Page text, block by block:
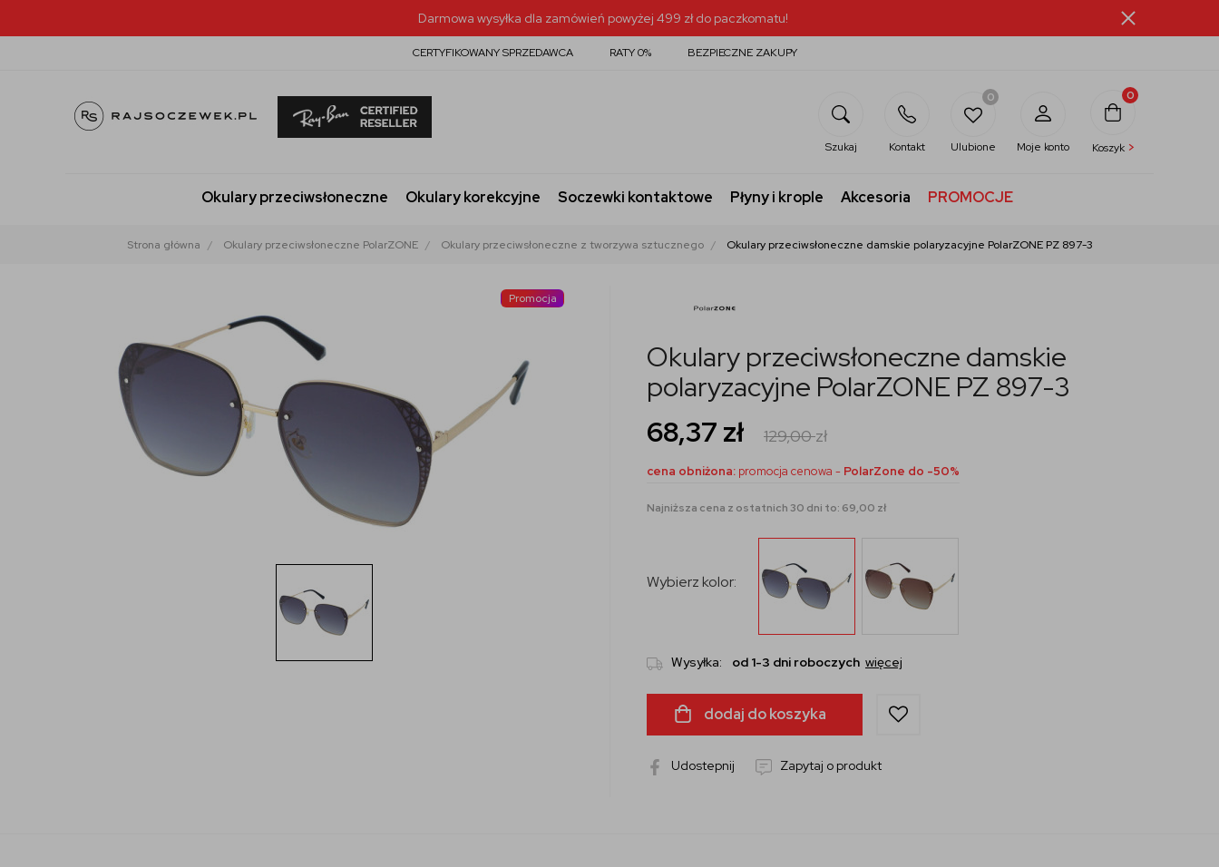
Darmowa wysyłka dla zamówień powyżej 499 zł do paczkomatu!
CERTYFIKOWANY SPRZEDAWCA RATY 0% BEZPIECZNE ZAKUPY
Szukaj Kontakt
0
Ulubione Moje konto
0
Koszyk >
Okulary przeciwsłoneczne Okulary korekcyjne Soczewki kontaktowe Płyny i krople Akcesoria PROMOCJE
Strona główna Okulary przeciwsłoneczne PolarZONE Okulary przeciwsłoneczne z tworzywa sztucznego Okulary przeciwsłoneczne damskie polaryzacyjne PolarZONE PZ 897-3
Promocja
Okulary przeciwsłoneczne damskie
polaryzacyjne PolarZONE PZ 897-3
68,37 zł 129,00zł
cena obniżona: promocja cenowa - PolarZone do -50%
Najniższa cena z ostatnich 30 dni to: 69,00 zł
Wybierz kolor:
Wysyłka: od 1-3 dni roboczych więcej
dodaj do koszyka
Udostepnij Zapytaj o produkt